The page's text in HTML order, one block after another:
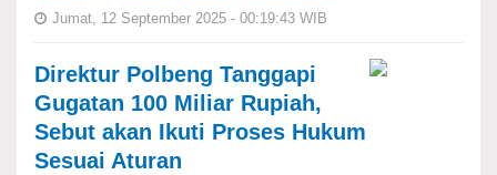
Jumat, 12 September 2025 - 00:19:43 WIB
Direktur Polbeng Tanggapi
Gugatan 100 Miliar Rupiah,
Sebut akan Ikuti Proses Hukum
Sesuai Aturan